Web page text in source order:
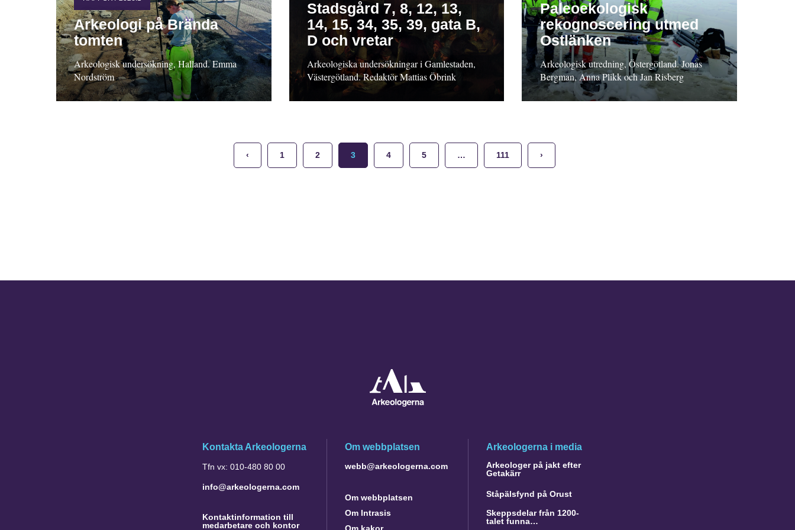
Arkeologi på Brända
tomten
Arkeologisk undersökning, Halland. Emma
Nordström
Stadsgård 7, 8, 12, 13,
14, 15, 34, 35, 39, gata B,
D och vretar
Arkeologiska undersökningar i Gamlestaden,
Västergötland. Redaktör Mattias Öbrink
Paleoekologisk
rekognoscering utmed
Ostlänken
Arkeologisk utredning, Östergötland. Jonas
Bergman, Anna Plikk och Jan Risberg
‹ 1 2 3 4 5 … 111 ›
Kontakta Arkeologerna
Tfn vx: 010-480 80 00
info@arkeologerna.com
Kontaktinformation till
medarbetare och kontor
Om webbplatsen
webb@arkeologerna.com
Om webbplatsen
Om Intrasis
Arkeologerna i media
Arkeologer på jakt efter
Getakärr
Ståpälsfynd på Orust
Skeppsdelar från 1200-
talet funna…